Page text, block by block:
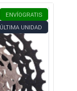
ENVÍOGRATIS
ÚLTIMA UNIDAD